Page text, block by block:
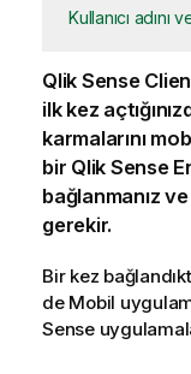
Kullanıcı adını
Qlik Sense
ilk kez
karmalarını
bir Qlik Sense
bağlanmanız
gerekir.
Bir kez
de Mobil
Sense